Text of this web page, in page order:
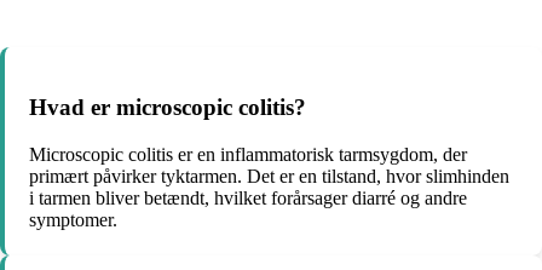
Hvad er microscopic colitis?
Microscopic colitis er en inflammatorisk tarmsygdom, der
primært påvirker tyktarmen. Det er en tilstand, hvor slimhinden
i tarmen bliver betændt, hvilket forårsager diarré og andre
symptomer.